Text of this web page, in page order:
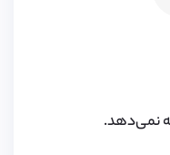
نمی‌دهد.